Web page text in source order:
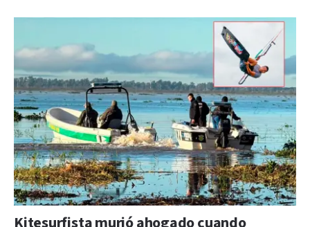
Kitesurfista murió ahogado cuando